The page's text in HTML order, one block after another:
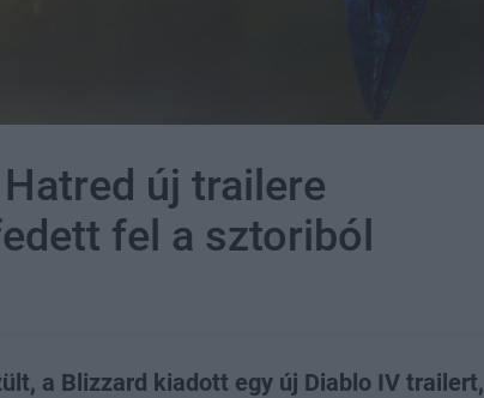
új trailere
fel a sztoriból
a Blizzard kiadott egy új Diablo IV trailert,